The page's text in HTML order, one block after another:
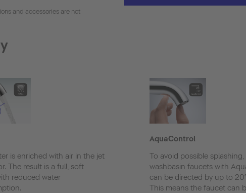
and accessories are not
is enriched with air in the jet
The result is a full, soft
reduced water
AquaControl
To avoid possible
washbasin faucets with
can be directed by up to
This means the faucet can